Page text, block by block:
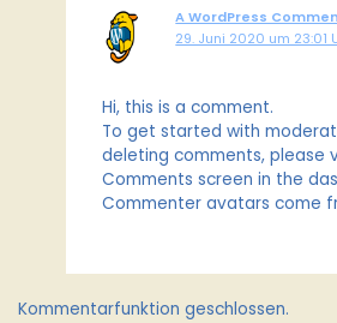
A WordPress
29. Juni 2020 um 23:01
Hi, this is a comment.
To get started with
deleting comments, please
Comments screen in the
Commenter avatars come
Kommentarfunktion geschlossen.